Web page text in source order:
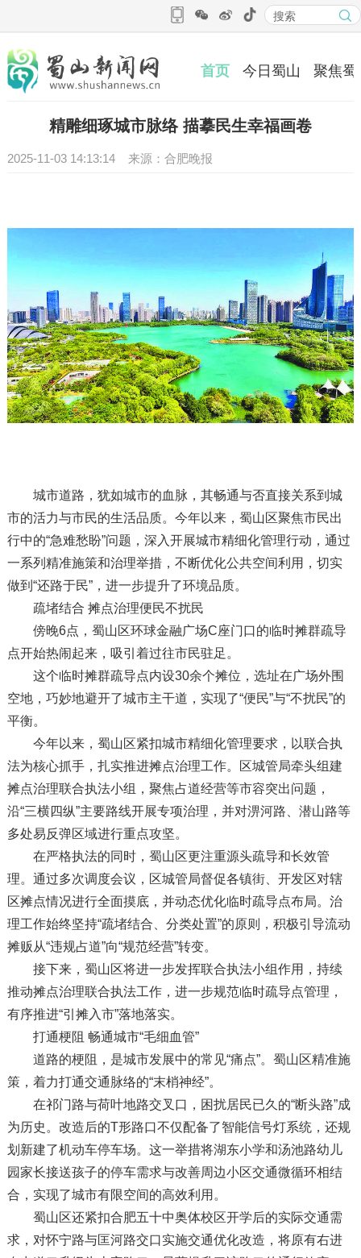
首页 今日蜀山 聚焦蜀
精雕细琢城市脉络 描摹民生幸福画卷
2025-11-03 14:13:14 来源：合肥晚报
城市道路，犹如城市的血脉，其畅通与否直接关系到城
市的活力与市民的生活品质。今年以来，蜀山区聚焦市民出
行中的“急难愁盼”问题，深入开展城市精细化管理行动，通过
一系列精准施策和治理举措，不断优化公共空间利用，切实
做到“还路于民”，进一步提升了环境品质。
疏堵结合 摊点治理便民不扰民
傍晚6点，蜀山区环球金融广场C座门口的临时摊群疏导
点开始热闹起来，吸引着过往市民驻足。
这个临时摊群疏导点内设30余个摊位，选址在广场外围
空地，巧妙地避开了城市主干道，实现了“便民”与“不扰民”的
平衡。
今年以来，蜀山区紧扣城市精细化管理要求，以联合执
法为核心抓手，扎实推进摊点治理工作。区城管局牵头组建
摊点治理联合执法小组，聚焦占道经营等市容突出问题，
沿“三横四纵”主要路线开展专项治理，并对淠河路、潜山路等
多处易反弹区域进行重点攻坚。
在严格执法的同时，蜀山区更注重源头疏导和长效管
理。通过多次调度会议，区城管局督促各镇街、开发区对辖
区摊点情况进行全面摸底，并动态优化临时疏导点布局。治
理工作始终坚持“疏堵结合、分类处置”的原则，积极引导流动
摊贩从“违规占道”向“规范经营”转变。
接下来，蜀山区将进一步发挥联合执法小组作用，持续
推动摊点治理联合执法工作，进一步规范临时疏导点管理，
有序推进“引摊入市”落地落实。
打通梗阻 畅通城市“毛细血管”
道路的梗阻，是城市发展中的常见“痛点”。蜀山区精准施
策，着力打通交通脉络的“末梢神经”。
在祁门路与荷叶地路交叉口，困扰居民已久的“断头路”成
为历史。改造后的T形路口不仅配备了智能信号灯系统，还规
划新建了机动车停车场。这一举措将湖东小学和汤池路幼儿
园家长接送孩子的停车需求与改善周边小区交通微循环相结
合，实现了城市有限空间的高效利用。
蜀山区还紧扣合肥五十中奥体校区开学后的实际交通需
求，对怀宁路与匡河路交口实施交通优化改造，将原有右进